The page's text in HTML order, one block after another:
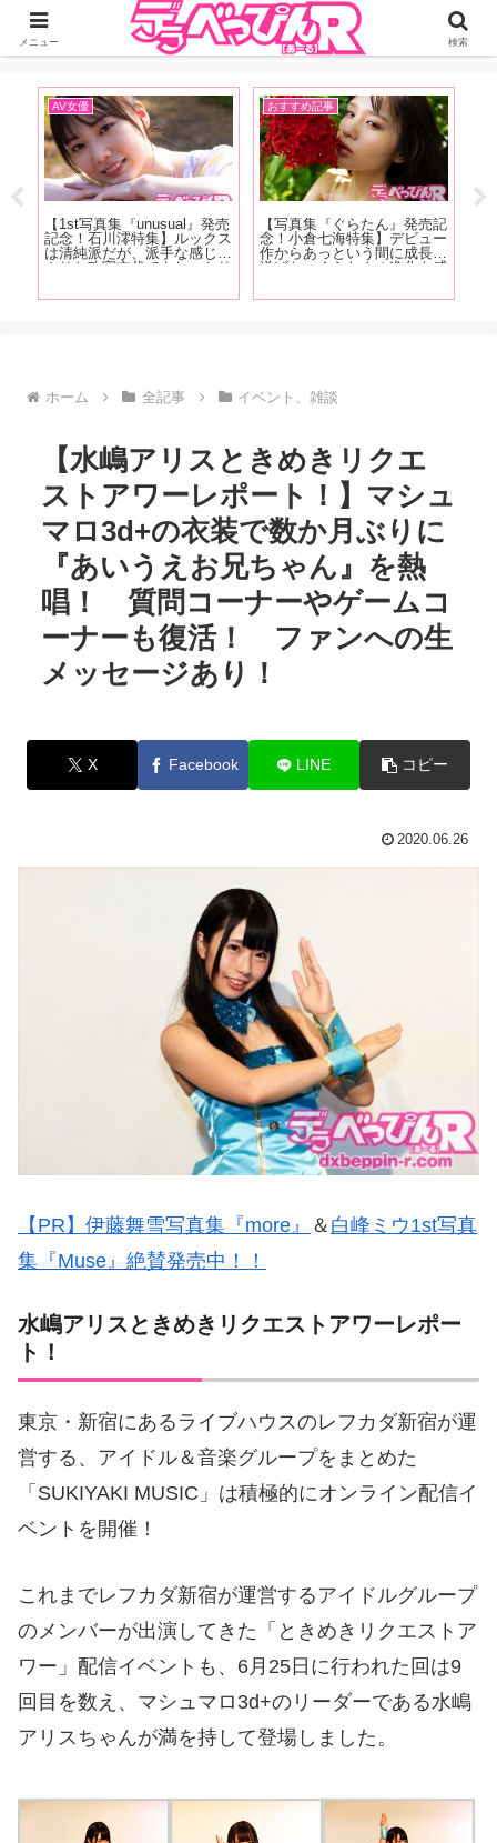
ジーオーティーが運営するちょっとHなニュースサイ。サイト内のリンクには
DMMアフィリエイトが含まれているものがあります
AV女優
【1st写真集『unusual』発売
記念！石川澪特集】ルックス
は清純派だが、派手な感じっ
ぷりと攻守交代でもしっかり
の強さが特徴！石川澪の魅力
おすすめ記事
【写真集『ぐらたん』発売記
念！小倉七海特集】デビュー
作からあっという間に成長を
遂げた、ぐらたんの進化を感
が評価を大きく塗り替えた作
ホーム 全記事 イベント、雑談
【水嶋アリスときめきリクエ
ストアワーレポート！】マシュ
マロ3d+の衣装で数か月ぶりに
『あいうえお兄ちゃん』を熱
唱！ 質問コーナーやゲームコ
ーナーも復活！ ファンへの生
メッセージあり！
X Facebook LINE コピー
2020.06.26
【PR】伊藤舞雪写真集『more』 ＆ 白峰ミウ1st写真
集『Muse』絶賛発売中！！
水嶋アリスときめきリクエストアワーレポー
ト！
東京・新宿にあるライブハウスのレフカダ新宿が運
営する、アイドル＆音楽グループをまとめた
「SUKIYAKI MUSIC」は積極的にオンライン配信イ
ベントを開催！
これまでレフカダ新宿が運営するアイドルグループ
のメンバーが出演してきた「ときめきリクエストア
ワー」配信イベントも、6月25日に行われた回は9
回目を数え、マシュマロ3d+のリーダーである水嶋
アリスちゃんが満を持して登場しました。
メニュー 検索